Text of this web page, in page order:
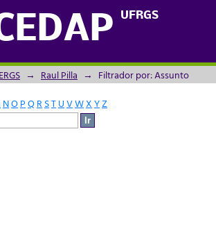
UFRGS
→ Raul Pilla → Filtrador por: Assunto
NOPQRSTUVWXYZ